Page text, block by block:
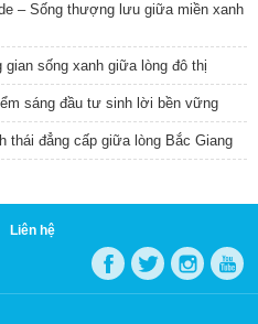
– Sống thượng lưu giữa miền xanh
gian sống xanh giữa lòng đô thị
sáng đầu tư sinh lời bền vững
thái đẳng cấp giữa lòng Bắc Giang
Liên hệ